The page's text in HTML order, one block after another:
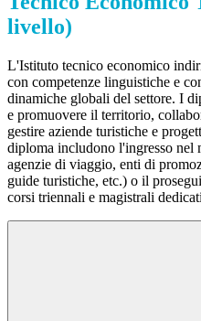
livello)
L'Istituto tecnico economico
con competenze linguistiche e
dinamiche globali del settore. I
e promuovere il territorio,
gestire aziende turistiche e
diploma includono l'ingresso nel
agenzie di viaggio, enti di
guide turistiche, etc.) o il
corsi triennali e magistrali